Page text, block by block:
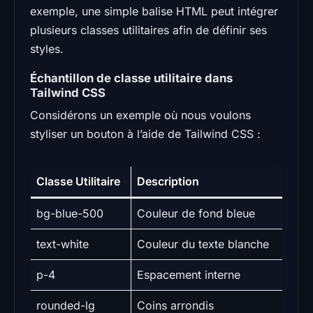
exemple, une simple balise HTML peut intégrer
plusieurs classes utilitaires afin de définir ses
styles.
Échantillon de classe utilitaire dans
Tailwind CSS
Considérons un exemple où nous voulons
styliser un bouton à l’aide de Tailwind CSS :
Classe Utilitaire Description
bg-blue-500 Couleur de fond bleue
text-white Couleur du texte blanche
p-4 Espacement interne
rounded-lg Coins arrondis